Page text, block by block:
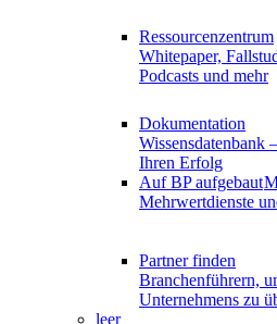
Ressourcenzentrum
Whitepaper,
Podcasts und mehr
Dokumentation
Wissensdatenbank
Ihren Erfolg
Auf BP aufgebaut
Mehrwertdienste
Partner finden
Branchenführern,
Unternehmens zu
leer